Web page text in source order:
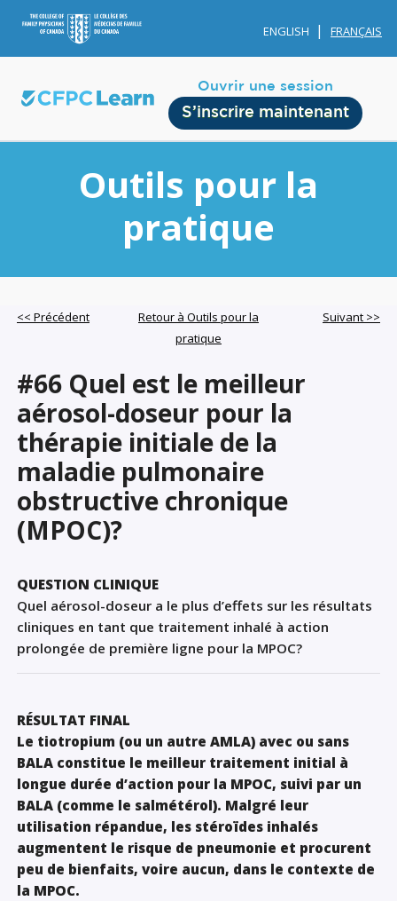
ENGLISH FRANÇAIS
Ouvrir une session
S’inscrire maintenant
Account Membership
Credit History
Sign Out
Outils pour la
pratique
<< Précédent
Retour à Outils pour la
pratique
Suivant >>
#66 Quel est le meilleur
aérosol-doseur pour la
thérapie initiale de la
maladie pulmonaire
obstructive chronique
(MPOC)?
QUESTION CLINIQUE
Quel aérosol-doseur a le plus d’effets sur les résultats
cliniques en tant que traitement inhalé à action
prolongée de première ligne pour la MPOC?
RÉSULTAT FINAL
Le tiotropium (ou un autre AMLA) avec ou sans
BALA constitue le meilleur traitement initial à
longue durée d’action pour la MPOC, suivi par un
BALA (comme le salmétérol). Malgré leur
utilisation répandue, les stéroïdes inhalés
augmentent le risque de pneumonie et procurent
peu de bienfaits, voire aucun, dans le contexte de
la MPOC.